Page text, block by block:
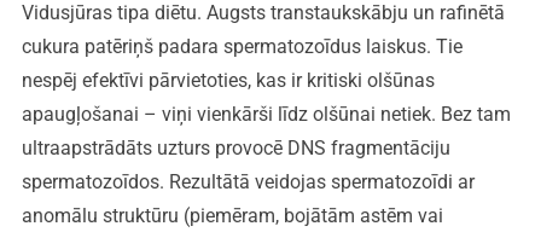
Vidusjūras tipa diētu. Augsts transtaukskābju un rafinētā
cukura patēriņš padara spermatozoīdus laiskus. Tie
nespēj efektīvi pārvietoties, kas ir kritiski olšūnas
apaugļošanai – viņi vienkārši līdz olšūnai netiek. Bez tam
ultraapstrādāts uzturs provocē DNS fragmentāciju
spermatozoīdos. Rezultātā veidojas spermatozoīdi ar
anomālu struktūru (piemēram, bojātām astēm vai